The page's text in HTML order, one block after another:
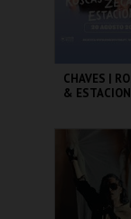
CHAVES |
&
CHAVES
MAIS